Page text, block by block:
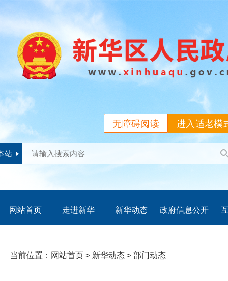
进入适老模
无障碍阅读
站
网站首页 走进新华 新华动态 政府信息公开
当前位置： 网站首页 > 新华动态 > 部门动态